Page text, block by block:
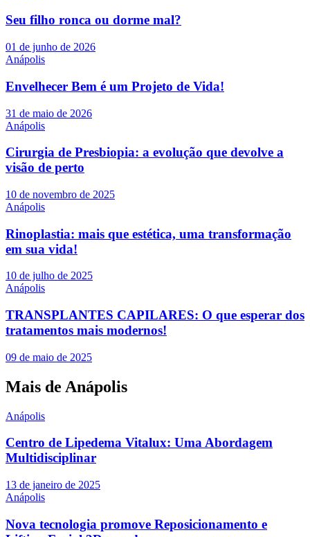
Seu filho ronca ou dorme mal?
01 de junho de 2026
Anápolis
Envelhecer Bem é um Projeto de Vida!
31 de maio de 2026
Anápolis
Cirurgia de Presbiopia: a evolução que devolve a
visão de perto
10 de novembro de 2025
Anápolis
Rinoplastia: mais que estética, uma transformação
em sua vida!
10 de julho de 2025
Anápolis
TRANSPLANTES CAPILARES: O que esperar dos
tratamentos mais modernos!
09 de maio de 2025
Mais de Anápolis
Anápolis
Centro de Lipedema Vitalux: Uma Abordagem
Multidisciplinar
13 de janeiro de 2025
Anápolis
Nova tecnologia promove Reposicionamento e